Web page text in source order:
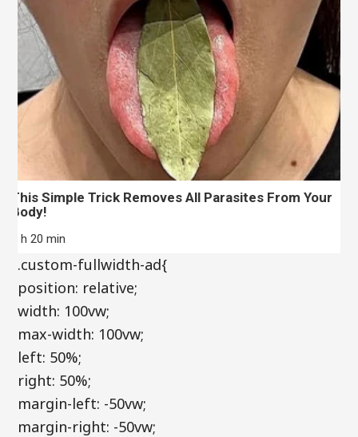
This Simple Trick Removes All Parasites From Your
Body!
6 h 20 min
.custom-fullwidth-ad{
position: relative;
width: 100vw;
max-width: 100vw;
left: 50%;
right: 50%;
margin-left: -50vw;
margin-right: -50vw;